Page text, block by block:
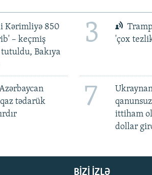
Kərimliyə 850
– keçmiş
Bakıya
3
'çox
tədarük
7
ittiham
dollar
BIZI IZLƏ